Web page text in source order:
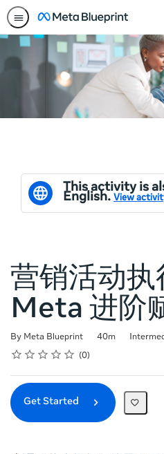
This activity is
English. View
营销活动执
Meta 进阶
By Meta Blueprint
Duration 40m
Difficulty
Rating
1 star
2 stars
3 stars
4 stars
5 stars
Average rating: 0 0
No reviews
Get Started